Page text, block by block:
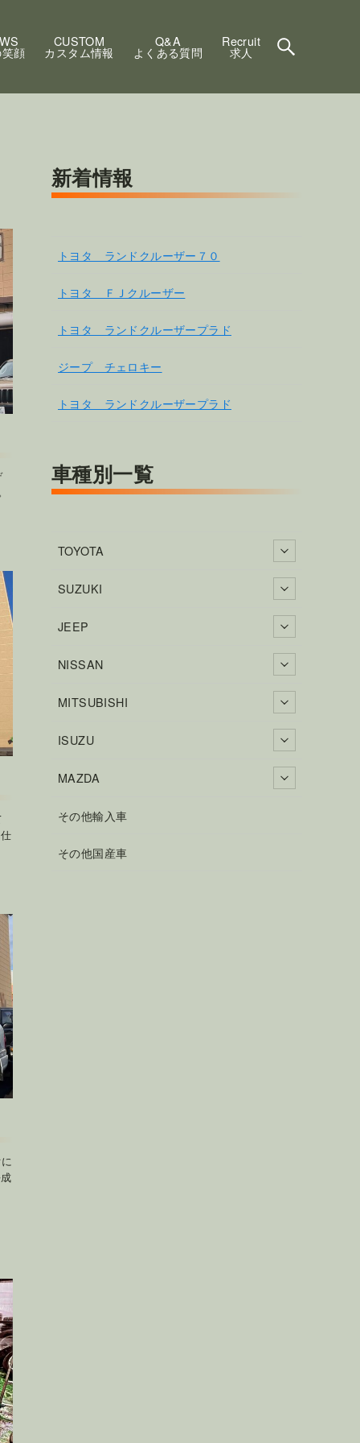
顔
CUSTOM
カスタム情報
Q&A
よくある質問
Recruit
求人
新着情報
トヨタ ランドクルーザー７０
トヨタ ＦＪクルーザー
トヨタ ランドクルーザープラド
ジープ チェロキー
トヨタ ランドクルーザープラド
車種別一覧
TOYOTA
SUZUKI
JEEP
NISSAN
MITSUBISHI
ISUZU
MAZDA
その他輸入車
その他国産車